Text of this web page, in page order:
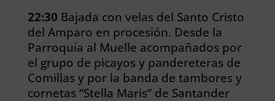
22:30 Bajada con velas del Santo Cristo
del Amparo en procesión. Desde la
Parroquía al Muelle acompañados por
el grupo de picayos y pandereteras de
Comillas y por la banda de tambores y
cornetas “Stella Maris” de Santander